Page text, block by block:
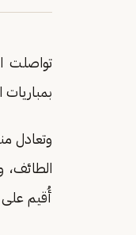
تواصلت
بمباريات
وتعادل
الطائف،
أُقيم